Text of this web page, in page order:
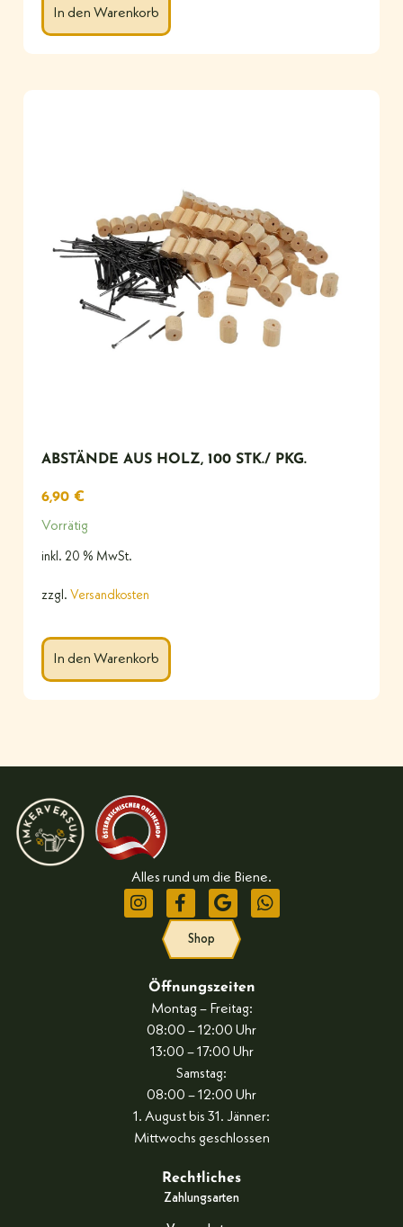
In den Warenkorb
ABSTÄNDE AUS HOLZ, 100 STK./ PKG.
6,90 €
Vorrätig
inkl. 20 % MwSt.
zzgl. Versandkosten
In den Warenkorb
Alles rund um die Biene.
Shop
Öffnungszeiten
Montag – Freitag:
08:00 – 12:00 Uhr
13:00 – 17:00 Uhr
Samstag:
08:00 – 12:00 Uhr
1. August bis 31. Jänner:
Mittwochs geschlossen
Rechtliches
Zahlungsarten